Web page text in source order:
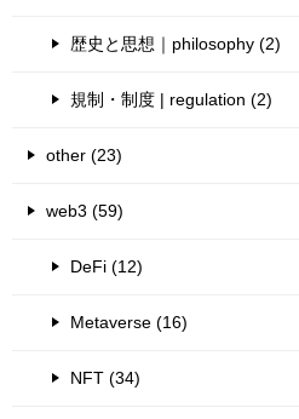
歴史と思想｜philosophy (2)
規制・制度 | regulation (2)
other (23)
web3 (59)
DeFi (12)
Metaverse (16)
NFT (34)